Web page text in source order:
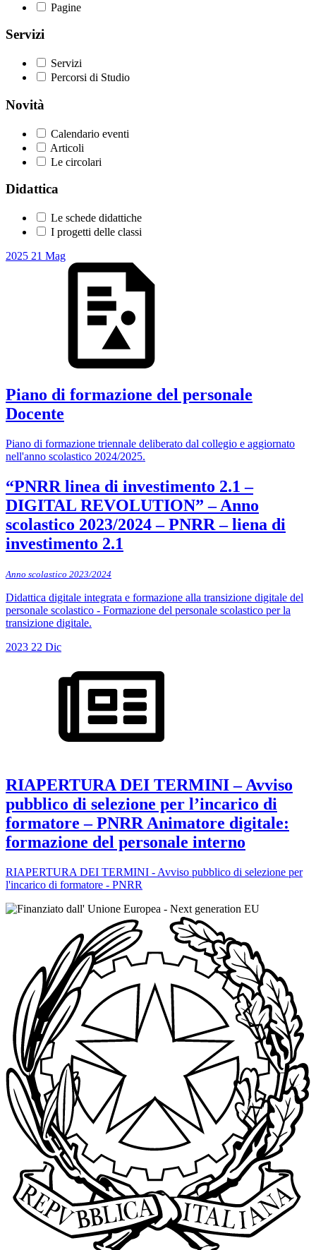
Pagine
Servizi
Servizi
Percorsi di Studio
Novità
Calendario eventi
Articoli
Le circolari
Didattica
Le schede didattiche
I progetti delle classi
2025 21 Mag
Piano di formazione del personale
Docente
Piano di formazione triennale deliberato dal collegio e aggiornato
nell'anno scolastico 2024/2025.
“PNRR linea di investimento 2.1 –
DIGITAL REVOLUTION” – Anno
scolastico 2023/2024 – PNRR – liena di
investimento 2.1
Anno scolastico 2023/2024
Didattica digitale integrata e formazione alla transizione digitale del
personale scolastico - Formazione del personale scolastico per la
transizione digitale.
2023 22 Dic
RIAPERTURA DEI TERMINI – Avviso
pubblico di selezione per l’incarico di
formatore – PNRR Animatore digitale:
formazione del personale interno
RIAPERTURA DEI TERMINI - Avviso pubblico di selezione per
l'incarico di formatore - PNRR